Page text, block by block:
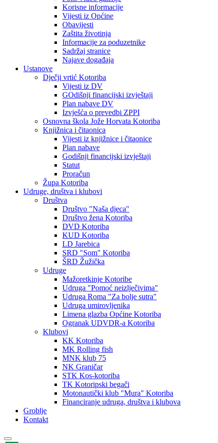
Korisne informacije
Vijesti iz Općine
Obavijesti
Zaštita životinja
Informacije za poduzetnike
Sadržaj stranice
Najave događaja
Ustanove
Dječji vrtić Kotoriba
Vijesti iz DV
GOdišnji financijski izvještaji
Plan nabave DV
Izvješća o prevedbi ZPPI
Osnovna škola Jože Horvata Kotoriba
Knjižnica i čitaonica
Vijesti iz knjižnice i čitaonice
Plan nabave
Godišnji financijski izvještaji
Statut
Proračun
Župa Kotoriba
Udruge, društva i klubovi
Društva
Društvo "Naša djeca"
Društvo žena Kotoriba
DVD Kotoriba
KUD Kotoriba
LD Jarebica
SRD "Som" Kotoriba
ŠRD Žužička
Udruge
Mažoretkinje Kotoribe
Udruga "Pomoć neizlječivima"
Udruga Roma "Za bolje sutra"
Udruga umirovljenika
Limena glazba Općine Kotoriba
Ogranak UDVDR-a Kotoriba
Klubovi
KK Kotoriba
MK Rolling fish
MNK klub 75
NK Graničar
STK Kos-kotoriba
TK Kotoripski begači
Motonautički klub "Mura" Kotoriba
Financiranje udruga, društva i klubova
Groblje
Kontakt